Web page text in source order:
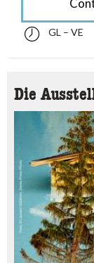
accessibility.sr-
glindesdi
GL – VE
Die